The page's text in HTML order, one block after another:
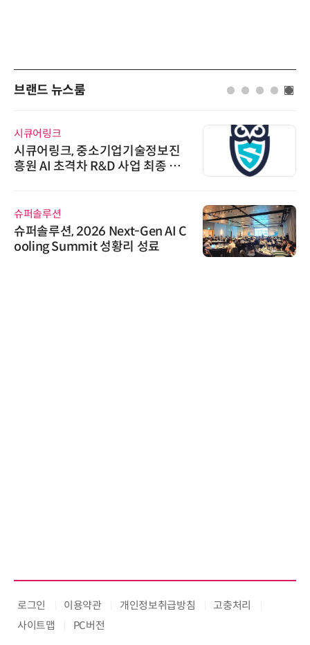
브랜드 뉴스룸
시큐어링크
시큐어링크, 중소기업기술정보진
흥원 AI 초격차 R&D 사업 최종 선
슈퍼솔루션
슈퍼솔루션, 2026 Next-Gen AI C
ooling Summit 성황리 성료
로그인 이용약관 개인정보취급방침
고충처리
사이트맵
PC버전